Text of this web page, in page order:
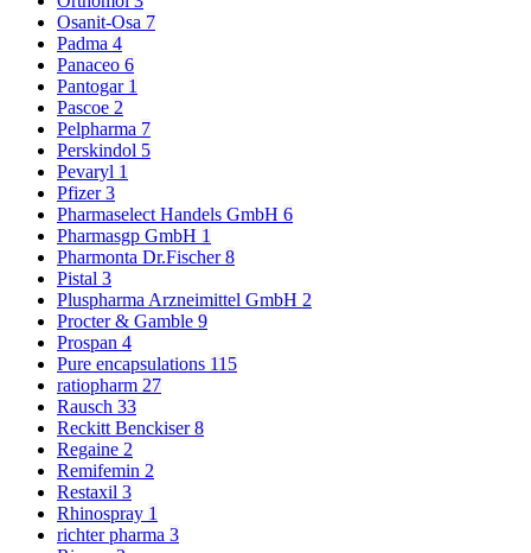
Osanit-Osa 7
Padma 4
Panaceo 6
Pantogar 1
Pascoe 2
Pelpharma 7
Perskindol 5
Pevaryl 1
Pfizer3
Pharmaselect Handels GmbH 6
Pharmasgp GmbH 1
Pharmonta Dr.Fischer8
Pistal 3
Pluspharma Arzneimittel GmbH 2
Procter & Gamble 9
Prospan 4
Pure encapsulations 115
ratiopharm 27
Rausch 33
Reckitt Benckiser8
Regaine 2
Remifemin 2
Restaxil 3
Rhinospray 1
richter pharma 3